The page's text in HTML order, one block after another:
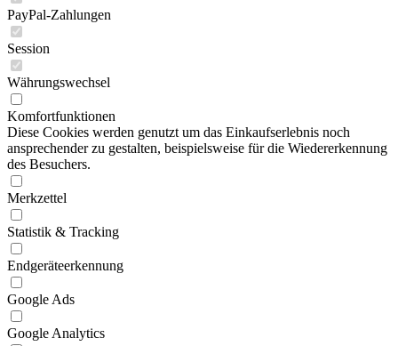
PayPal-Zahlungen
Session
Währungswechsel
Komfortfunktionen
Diese Cookies werden genutzt um das Einkaufserlebnis noch
ansprechender zu gestalten, beispielsweise für die Wiedererkennung
des Besuchers.
Merkzettel
Statistik & Tracking
Endgeräteerkennung
Google Ads
Google Analytics